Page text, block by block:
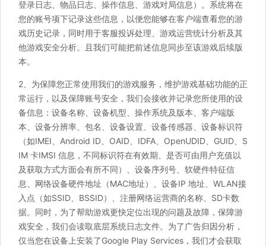
登录日志、物品日志、操作信息、游戏对局信息）。系统将在
您的账号项下记录这些信息，以便您能够在客户端查看您的游
戏历史记录，同时用于客服投诉处理、游戏运营统计分析及其
他游戏安全分析。且我们可能把前述信息同步至该游戏后续版
本。
2、为保障您正常使用我们的游戏服务，维护游戏基础功能的正
常运行，以及保障账号安全，我们会接收并记录您所使用的设
备信息：设备名称、设备机型、操作系统及版本、客户端版
本、设备分辨率、包名、设备设置、设备传感器、设备标识符
（如IMEI、Android ID、OAID、IDFA、OpenUDID、GUID、S
IM 卡IMSI 信息，不同标识符在有效期、是否可由用户充值以
及获取方式方面会有所不同）、设备序列号、软硬件特征信
息、网络设备硬件地址（MAC地址）、设备IP 地址、WLAN接
入点（如SSID、BSSID）、注册网络运营商的名称、SD卡数
据。同时，为了帮助游戏更快定位出现的问题及故障，保障游
戏安全，我们会读取底层系统日志文件。为了广告归因分析，
仅当您在设备上安装了Google Play Services，我们才会获取